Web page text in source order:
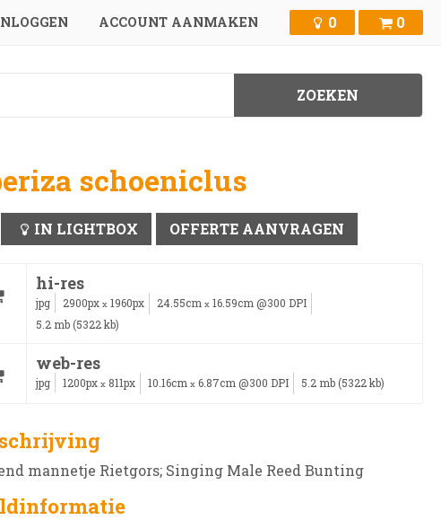
ACCOUNT AANMAKEN 0 0
schoeniclus
IN LIGHTBOX OFFERTE AANVRAGEN
hi-res
jpg 2900px x 1960px 24.55cm x 16.59cm @300 DPI
5.2 mb (5322 kb)
web-res
jpg 1200px x 811px 10.16cm x 6.87cm @300 DPI 5.2 mb (5322 kb)
mannetje Rietgors; Singing Male Reed Bunting